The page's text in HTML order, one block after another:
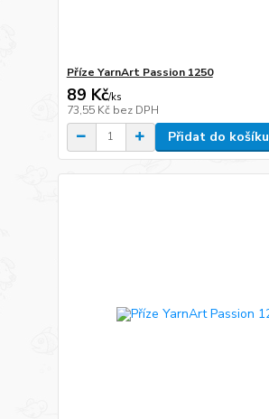
Příze YarnArt Passion 1250
89 Kč/ks
73,55 Kč bez DPH
Přidat do košíku